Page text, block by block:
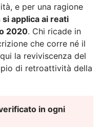
e per una ragione
applica ai reati
2020. Chi ricade in
che corre né il
la reviviscenza del
di retroattività della
in ogni